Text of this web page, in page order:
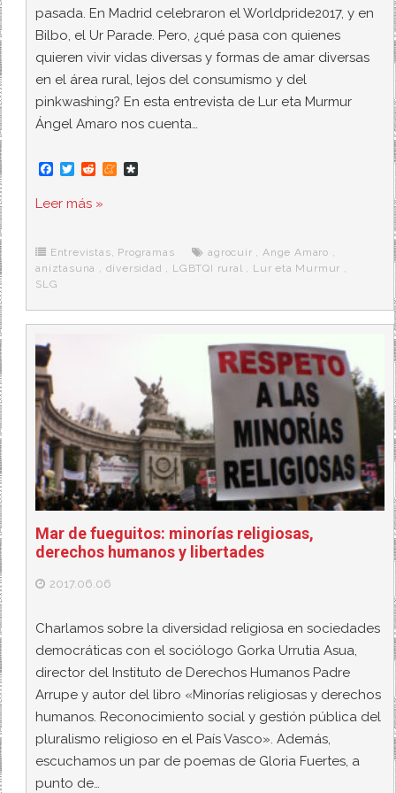
pasada. En Madrid celebraron el Worldpride2017, y en
Bilbo, el Ur Parade. Pero, ¿qué pasa con quienes
quieren vivir vidas diversas y formas de amar diversas
en el área rural, lejos del consumismo y del
pinkwashing? En esta entrevista de Lur eta Murmur
Ángel Amaro nos cuenta…
F
c
e
o
k
T
i
t
r
R
d
M
e
r
a
Leer más »
Entrevistas, Programas agrocuir , Ange Amaro ,
aniztasuna , diversidad , LGBTQI rural , Lur eta Murmur ,
SLG
Mar de fueguitos: minorías religiosas,
derechos humanos y libertades
2017.06.06
Charlamos sobre la diversidad religiosa en sociedades
democráticas con el sociólogo Gorka Urrutia Asua,
director del Instituto de Derechos Humanos Padre
Arrupe y autor del libro «Minorías religiosas y derechos
humanos. Reconocimiento social y gestión pública del
pluralismo religioso en el País Vasco». Además,
escuchamos un par de poemas de Gloria Fuertes, a
punto de…